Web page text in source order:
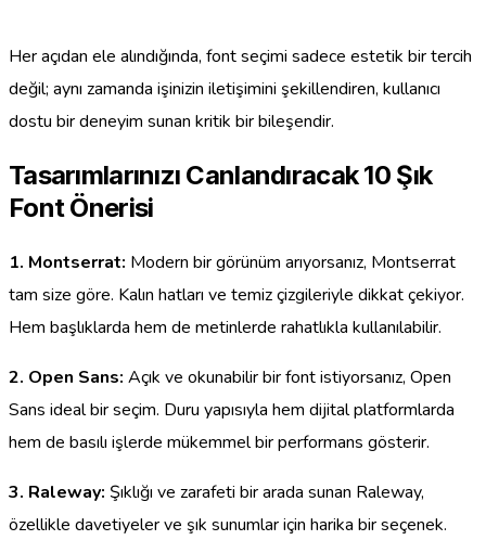
Her açıdan ele alındığında, font seçimi sadece estetik bir tercih
değil; aynı zamanda işinizin iletişimini şekillendiren, kullanıcı
dostu bir deneyim sunan kritik bir bileşendir.
Tasarımlarınızı Canlandıracak 10 Şık
Font Önerisi
1. Montserrat: Modern bir görünüm arıyorsanız, Montserrat
tam size göre. Kalın hatları ve temiz çizgileriyle dikkat çekiyor.
Hem başlıklarda hem de metinlerde rahatlıkla kullanılabilir.
2. Open Sans: Açık ve okunabilir bir font istiyorsanız, Open
Sans ideal bir seçim. Duru yapısıyla hem dijital platformlarda
hem de basılı işlerde mükemmel bir performans gösterir.
3. Raleway: Şıklığı ve zarafeti bir arada sunan Raleway,
özellikle davetiyeler ve şık sunumlar için harika bir seçenek.